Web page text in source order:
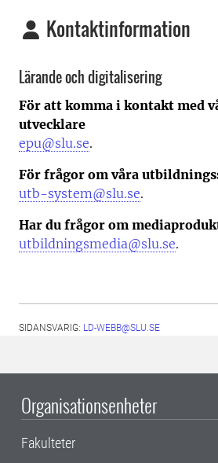
Kontaktinformation
Lärande och digitalisering
För att komma i kontakt med
utvecklare
epu@slu.se.
För frågor om våra
utb-system@slu.se.
Har du frågor om
utbildningsmedia@slu.se.
SIDANSVARIG: LD-WEBB@SLU.SE
Organisationsenheter
Fakulteter